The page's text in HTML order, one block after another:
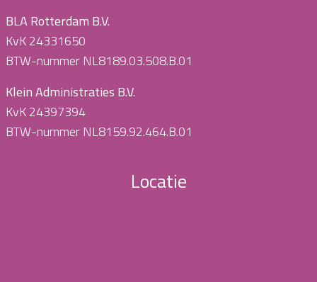
BLA Rotterdam B.V.
KvK 24331650
BTW-nummer NL8189.03.508.B.01
Klein Administraties B.V.
KvK 24397394
BTW-nummer NL8159.92.464.B.01
Locatie